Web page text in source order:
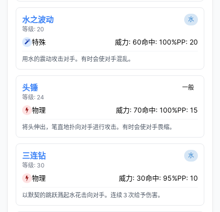
水之波动
等级: 20
水
特殊 威力: 60命中: 100%PP: 20
用水的震动攻击对手。有时会使对手混乱。
头锤
等级: 24
一般
物理 威力: 70命中: 100%PP: 15
将头伸出，笔直地扑向对手进行攻击。有时会使对手畏缩。
三连钻
等级: 30
水
物理 威力: 30命中: 95%PP: 10
以默契的跳跃溅起水花击向对手。连续３次给予伤害。